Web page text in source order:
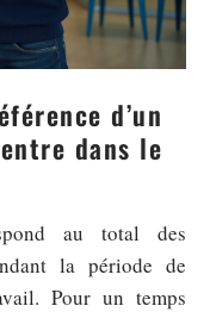
d’un
dans le
au total des
la période de
Pour un temps